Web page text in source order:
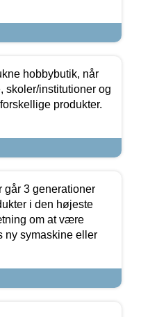
hobbybutik, når
skoler/institutioner og
produkter.
går 3 generationer
i den højeste
om at være
ny symaskine eller